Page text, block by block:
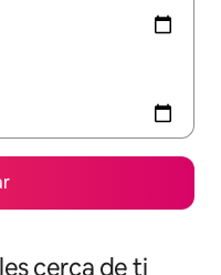
cerca de ti